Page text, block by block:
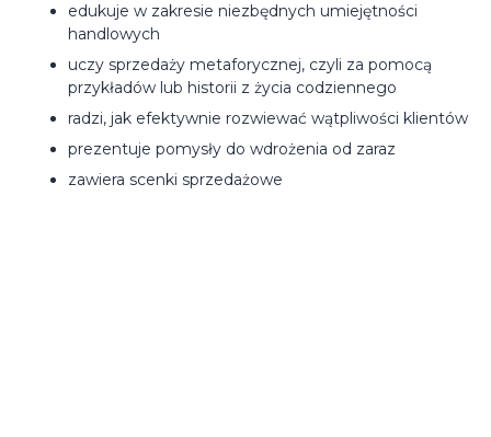
edukuje w zakresie niezbędnych umiejętności
handlowych
uczy sprzedaży metaforycznej, czyli za pomocą
przykładów lub historii z życia codziennego
radzi, jak efektywnie rozwiewać wątpliwości klientów
prezentuje pomysły do wdrożenia od zaraz
zawiera scenki sprzedażowe